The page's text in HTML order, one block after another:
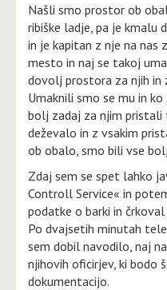
Našli smo prostor ob
ribiške ladje, pa je kmalu
in je kapitan z nje na nas
mesto in naj se takoj
dovolj prostora za njih in
Umaknili smo se mu in
bolj zadaj za njim pristali
deževalo in z vsakim
ob obalo, smo bili vse
Zdaj sem se spet lahko
Controll Service« in
podatke o barki in
Po dvajsetih minutah
sem dobil navodilo, naj
njihovih oficirjev, ki bodo
dokumentacijo.